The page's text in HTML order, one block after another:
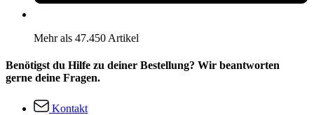
Mehr als 47.450 Artikel
Benötigst du Hilfe zu deiner Bestellung? Wir beantworten
gerne deine Fragen.
Kontakt